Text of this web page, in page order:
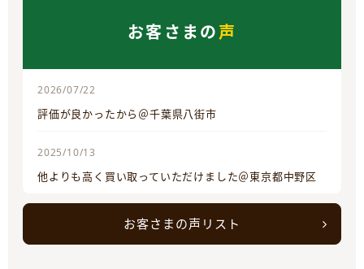
お客さまの声
2026/07/22
評価が良かったから＠千葉県八街市
2025/10/13
他よりも高く買い取っていただけました＠東京都中野区
お客さまの声リスト